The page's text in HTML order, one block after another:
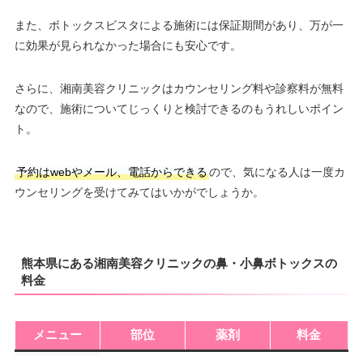
また、ボトックスビスタによる施術には保証期間があり、万が一
に効果が見られなかった場合にも安心です。
さらに、湘南美容クリニックはカウンセリング料や診察料が無料
なので、施術についてじっくりと検討できるのもうれしいポイン
ト。
予約はwebやメール、電話からできるので、気になる人は一度カ
ウンセリングを受けてみてはいかがでしょうか。
熊本県にある湘南美容クリニックの鼻・小鼻ボトックスの
料金
メニュー 部位 薬剤 料金